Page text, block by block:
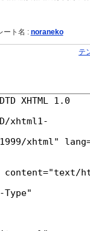
ート名 : noraneko
テ